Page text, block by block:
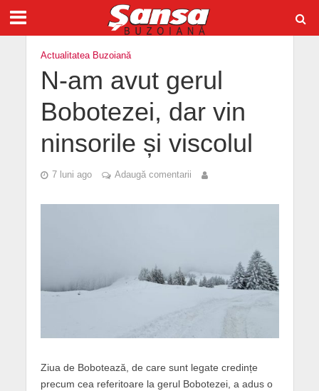
Actualitatea Buzoiană
N-am avut gerul
Bobotezei, dar vin
ninsorile și viscolul
7 luni ago Adaugă comentarii
Ziua de Bobotează, de care sunt legate credințe
precum cea referitoare la gerul Bobotezei, a adus o